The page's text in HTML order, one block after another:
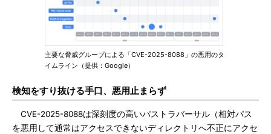
主要な脅威グループによる「CVE-2025-8088」の悪用のタ
イムライン（提供：Google）
検知をすり抜ける手口、悪用止まらず
CVE-2025-8088は深刻度の高いパストラバーサル（相対パス
を悪用して通常はアクセスできないディレクトリへ不正にアクセ